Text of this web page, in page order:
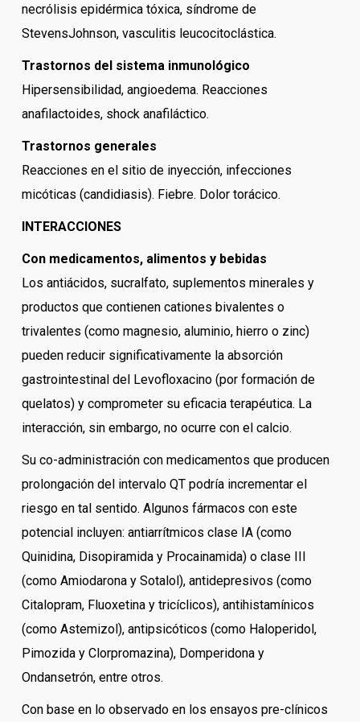
necrólisis epidérmica tóxica, síndrome de
StevensJohnson, vasculitis leucocitoclástica.
Trastornos del sistema inmunológico
Hipersensibilidad, angioedema. Reacciones
anafilactoides, shock anafiláctico.
Trastornos generales
Reacciones en el sitio de inyección, infecciones
micóticas (candidiasis). Fiebre. Dolor torácico.
INTERACCIONES
Con medicamentos, alimentos y bebidas
Los antiácidos, sucralfato, suplementos minerales y
productos que contienen cationes bivalentes o
trivalentes (como magnesio, aluminio, hierro o zinc)
pueden reducir significativamente la absorción
gastrointestinal del Levofloxacino (por formación de
quelatos) y comprometer su eficacia terapéutica. La
interacción, sin embargo, no ocurre con el calcio.
Su co-administración con medicamentos que producen
prolongación del intervalo QT podría incrementar el
riesgo en tal sentido. Algunos fármacos con este
potencial incluyen: antiarrítmicos clase IA (como
Quinidina, Disopiramida y Procainamida) o clase III
(como Amiodarona y Sotalol), antidepresivos (como
Citalopram, Fluoxetina y tricíclicos), antihistamínicos
(como Astemizol), antipsicóticos (como Haloperidol,
Pimozida y Clorpromazina), Domperidona y
Ondansetrón, entre otros.
Con base en lo observado en los ensayos pre-clínicos